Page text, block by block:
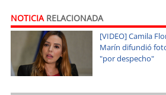
soy copiapó
soyvalparaíso
soyquillota
NOTICIARELACIONADA
[VIDEO] Camila
Marín difundió
"por despecho"